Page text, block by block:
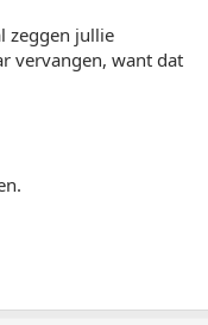
zeggen jullie
vervangen, want dat